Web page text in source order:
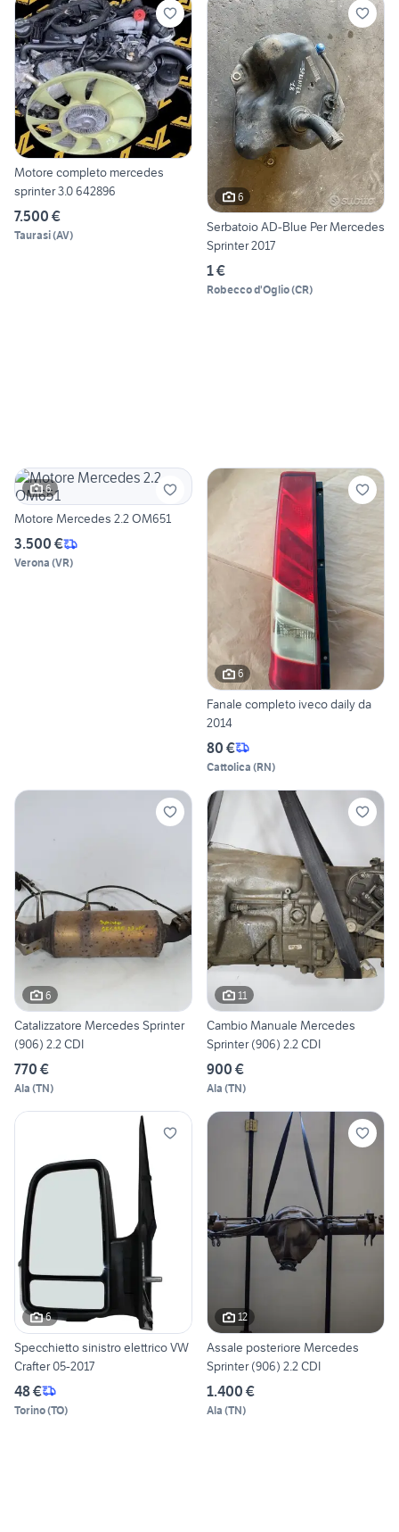
Motore completo mercedes
sprinter 3.0 642896
7.500 €
Taurasi(AV)
6
Serbatoio AD-Blue Per Mercedes
Sprinter 2017
1 €
Robecco d'Oglio(CR)
6
Motore Mercedes 2.2 OM651
3.500 €
Verona (VR)
6
Fanale completo iveco daily da
2014
80 €
Cattolica (RN)
6
Catalizzatore Mercedes Sprinter
(906) 2.2 CDI
770 €
Ala (TN)
11
Cambio Manuale Mercedes
Sprinter (906) 2.2 CDI
900 €
Ala (TN)
6
Specchietto sinistro elettrico VW
Crafter 05-2017
48 €
Torino(TO)
12
Assale posteriore Mercedes
Sprinter (906) 2.2 CDI
1.400 €
Ala (TN)